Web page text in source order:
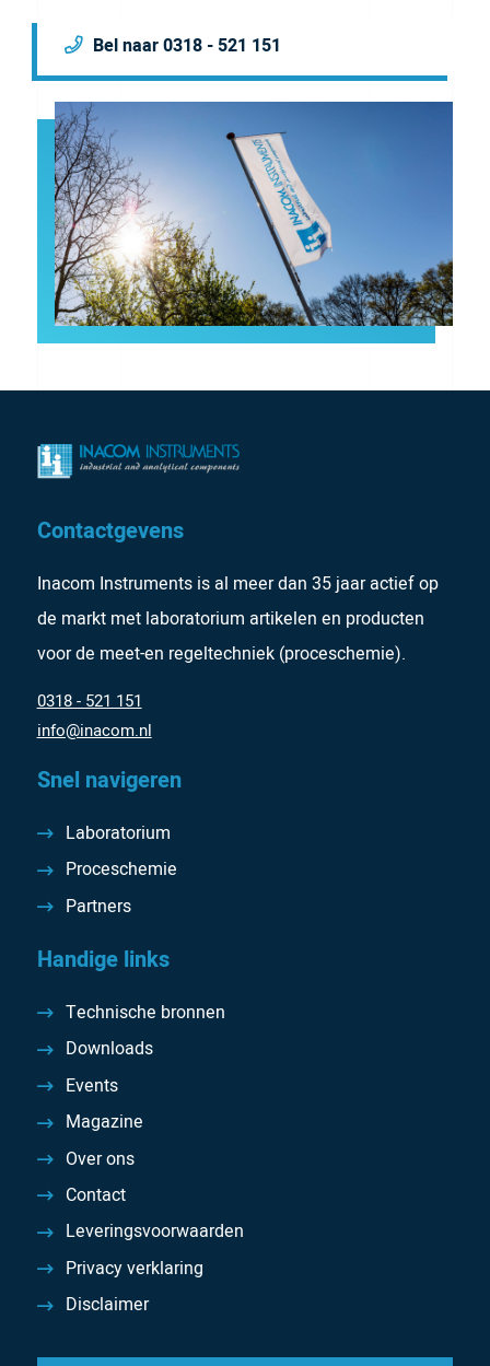
Bel naar 0318 - 521 151
Contactgevens
Inacom Instruments is al meer dan 35 jaar actief op
de markt met laboratorium artikelen en producten
voor de meet-en regeltechniek (proceschemie).
0318 - 521 151
info@inacom.nl
Snel navigeren
Laboratorium
Proceschemie
Partners
Handige links
Technische bronnen
Downloads
Events
Magazine
Over ons
Contact
Leveringsvoorwaarden
Privacy verklaring
Disclaimer